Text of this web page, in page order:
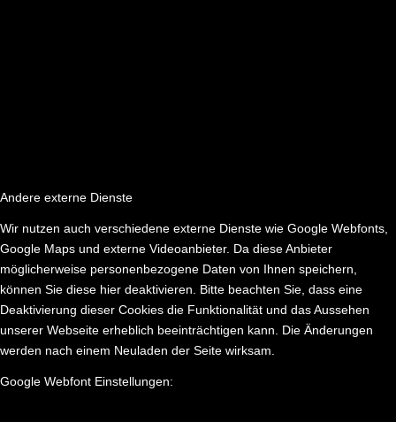
Andere externe Dienste
Wir nutzen auch verschiedene externe Dienste wie Google Webfonts,
Google Maps und externe Videoanbieter. Da diese Anbieter
möglicherweise personenbezogene Daten von Ihnen speichern,
können Sie diese hier deaktivieren. Bitte beachten Sie, dass eine
Deaktivierung dieser Cookies die Funktionalität und das Aussehen
unserer Webseite erheblich beeinträchtigen kann. Die Änderungen
werden nach einem Neuladen der Seite wirksam.
Google Webfont Einstellungen: